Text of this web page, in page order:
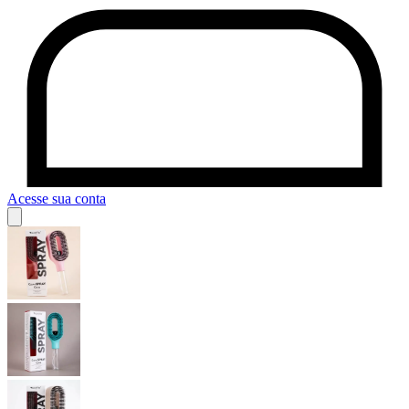
Acesse sua conta